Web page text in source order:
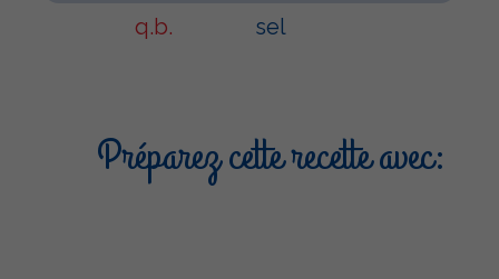
q.b.
sel
Préparez cette recette avec: